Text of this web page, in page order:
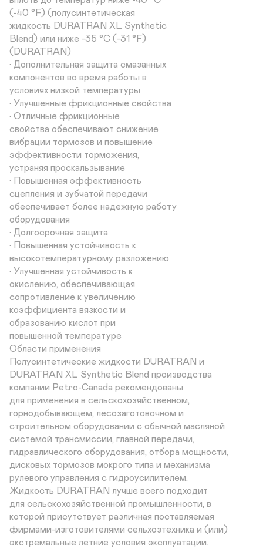
(-40 °F) (полусинтетическая
жидкость DURATRAN XL Synthetic
Blend) или ниже -35 °C (-31 °F)
(DURATRAN)
• Дополнительная защита смазанных
компонентов во время работы в
условиях низкой температуры
• Улучшенные фрикционные свойства
• Отличные фрикционные
свойства обеспечивают снижение
вибрации тормозов и повышение
эффективности торможения,
устраняя проскальзывание
• Повышенная эффективность
сцепления и зубчатой передачи
обеспечивает более надежную работу
оборудования
• Долгосрочная защита
• Повышенная устойчивость к
высокотемпературному разложению
• Улучшенная устойчивость к
окислению, обеспечивающая
сопротивление к увеличению
коэффициента вязкости и
образованию кислот при
повышенной температуре
Области применения
Полусинтетические жидкости DURATRAN и
DURATRAN XL Synthetic Blend производства
компании Petro-Canada рекомендованы
для применения в сельскохозяйственном,
горнодобывающем, лесозаготовочном и
строительном оборудовании с обычной масляной
системой трансмиссии, главной передачи,
гидравлического оборудования, отбора мощности,
дисковых тормозов мокрого типа и механизма
рулевого управления с гидроусилителем.
Жидкость DURATRAN лучше всего подходит
для сельскохозяйственной промышленности, в
которой присутствует различная поставляемая
фирмами-изготовителями сельхозтехника и (или)
экстремальные летние условия эксплуатации.